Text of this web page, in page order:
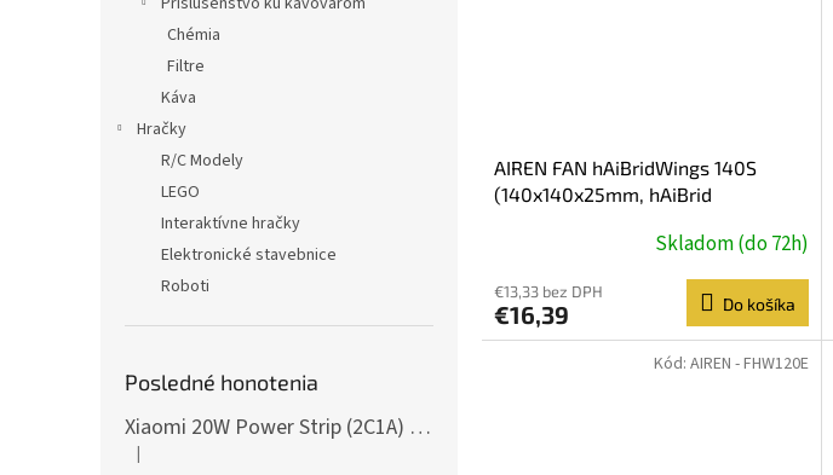
Chémia
Filtre
Káva
Hračky
R/C Modely
LEGO
Interaktívne hračky
Elektronické stavebnice
Roboti
Posledné honotenia
Xiaomi 20W Power Strip (2C1A) EU
Hodnotenie produktu je 5 z 5 hviezdičiek.
|
AIREN FAN hAiBridWings 140S
(140x140x25mm, hAiBrid
Skladom (do 72h)
€13,33 bez DPH
€16,39 Do košíka
Kód: AIREN - FHW120E